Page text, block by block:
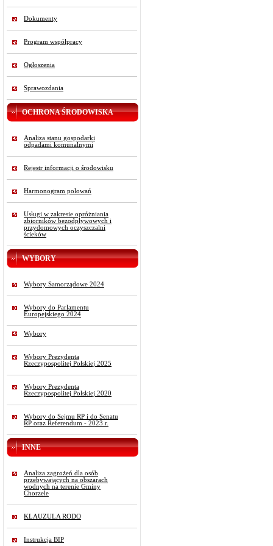
Dokumenty
Program współpracy
Ogłoszenia
Sprawozdania
OCHRONA ŚRODOWISKA
Analiza stanu gospodarki
odpadami komunalnymi
Rejestr informacji o środowisku
Harmonogram polowań
Usługi w zakresie opróżniania
zbiorników bezodpływowych i
przydomowych oczyszczalni
ścieków
WYBORY
Wybory Samorządowe 2024
Wybory do Parlamentu
Europejskiego 2024
Wybory
Wybory Prezydenta
Rzeczypospolitej Polskiej 2025
Wybory Prezydenta
Rzeczypospolitej Polskiej 2020
Wybory do Sejmu RP i do Senatu
RP oraz Referendum - 2023 r.
INNE
Analiza zagrożeń dla osób
przebywających na obszarach
wodnych na terenie Gminy
Chorzele
KLAUZULA RODO
Instrukcja BIP